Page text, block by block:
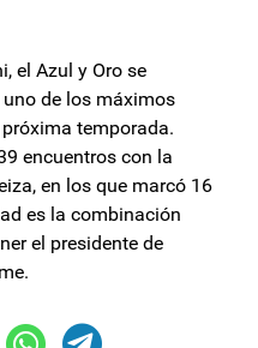
el Azul y Oro se
de los máximos
temporada.
encuentros con la
en los que marcó 16
es la combinación
el presidente de